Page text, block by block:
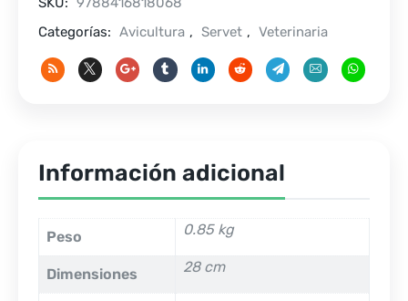
Categorías: Avicultura , Servet , Veterinaria
Información adicional
Peso 0.85 kg
Dimensiones 28 cm